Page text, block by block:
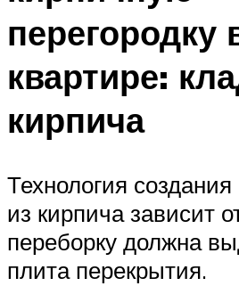
перегородку
квартире:
кирпича
Технология создания
из кирпича зависит
переборку должна
плита перекрытия.